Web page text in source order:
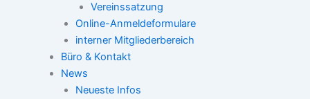
Vereinssatzung
Online-Anmeldeformulare
interner Mitgliederbereich
Büro & Kontakt
News
Neueste Infos